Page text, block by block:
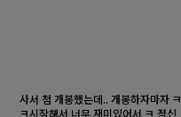
사서 첨 개봉했는데.. 개봉하자마자 ㅋ
ㅋ시작해서 너무 재미있어서 ㅋ 정신